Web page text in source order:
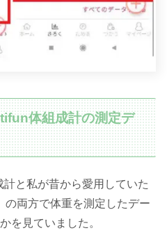
体組成計の測定デ
と私が昔から愛用していた
の両方で体重を測定したデー
を見ていました。